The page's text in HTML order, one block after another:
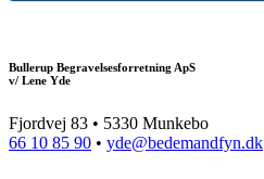
Bullerup Begravelsesforretning ApS
v/ Lene Yde
Fjordvej 83 • 5330 Munkebo
66 10 85 90 • yde@bedemandfyn.dk